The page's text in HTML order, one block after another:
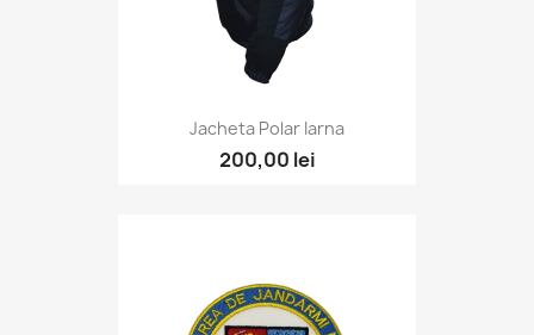
Jacheta Polar Iarna
200,00 lei